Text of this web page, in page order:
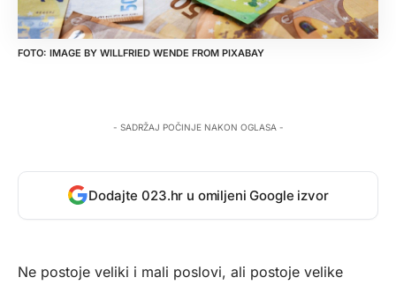
IMAGE BY WILLFRIED WENDE FROM PIXABAY
- SADRŽAJ POČINJE NAKON OGLASA -
Dodajte 023.hr u omiljeni Google izvor
Ne postoje veliki i mali poslovi, ali postoje velike